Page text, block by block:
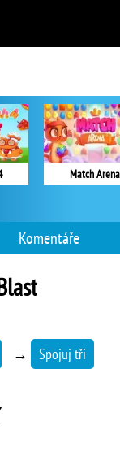
Match Arena
Komentáře
→ Spojuj tři